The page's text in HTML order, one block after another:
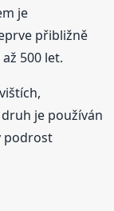
je
přibližně
500 let.
je používán
podrost